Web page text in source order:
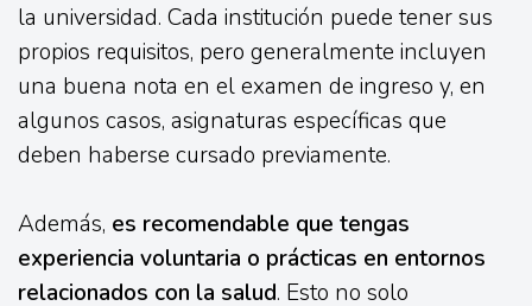
la universidad. Cada institución puede tener sus
propios requisitos, pero generalmente incluyen
una buena nota en el examen de ingreso y, en
algunos casos, asignaturas específicas que
deben haberse cursado previamente.
Además, es recomendable que tengas
experiencia voluntaria o prácticas en entornos
relacionados con la salud. Esto no solo